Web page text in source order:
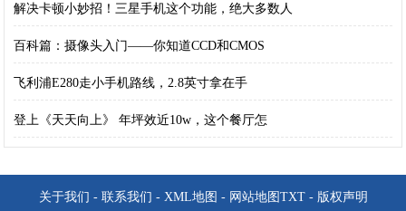
解决卡顿小妙招！三星手机这个功能，绝大多数人
百科篇：摄像头入门——你知道CCD和CMOS
飞利浦E280走小手机路线，2.8英寸拿在手
登上《天天向上》 年坪效近10w，这个餐厅怎
关于我们 - 联系我们 - XML地图 - 网站地图 TXT- 版权声明